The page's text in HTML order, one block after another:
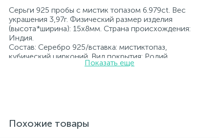
Серьги 925 пробы с мистик топазом 6.979ct. Вес
украшения 3,97г. Физический размер изделия
(высота*ширина): 15х8мм. Страна происхождения:
Индия.
Состав: Серебро 925/вставка: мистиктопаз,
кубический цирконий. Вид покрытия: Родий
Вставка: мистиктопаз, кубический цирконий.
Украины, на всех изделиях стоит соответствующая
проба. К каждому ювелирному украшению
Показать еще
Похожие товары